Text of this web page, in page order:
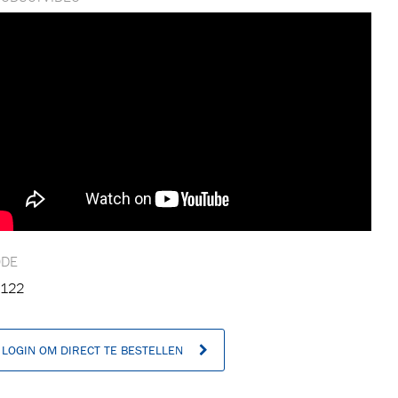
LOGIN OM DIRECT TE BESTELLEN